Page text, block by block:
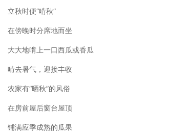
立秋时便“啃秋”
在傍晚时分席地而坐
大大地啃上一口西瓜或香瓜
啃去暑气，迎接丰收
农家有“晒秋”的风俗
在房前屋后窗台屋顶
铺满应季成熟的瓜果